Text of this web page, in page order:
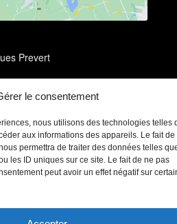
le consentement
nous utilisons des technologies telles
aux informations des appareils. Le fait de
permettra de traiter des données telles
les ID uniques sur ce site. Le fait de ne pas
peut avoir un effet négatif sur
Prevert
Google Map
Dark Circus